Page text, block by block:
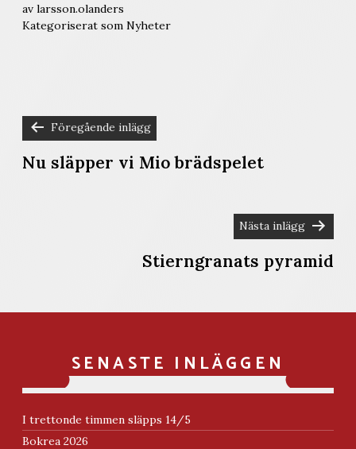
av larsson.olanders
Kategoriserat som Nyheter
INLÄGGSNAVIGERING
Föregående inlägg
Nu släpper vi Mio brädspelet
Nästa inlägg
Stierngranats pyramid
SENASTE INLÄGGEN
I trettonde timmen släpps 14/5
Bokrea 2026